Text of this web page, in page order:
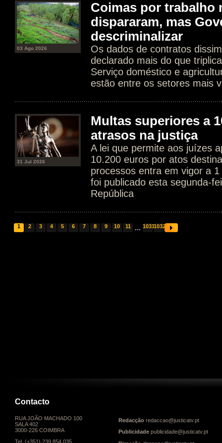
03 Ago 2026
Coimas por trabalho
dispararam, mas
descriminalizar
Os dados de contratos
declarado mais do que
Serviço doméstico e
estão entre os setores mais
31 Jul 2026
Multas superiores a
atrasos na justiça
A lei que permite aos juízes
10.200 euros por atos
processos entra em vigor a
foi publicado esta segunda-
República
1 2 3 4 5 6 7 8 9 10 11 ... 10311032
Contacto
RUA JOÃO MACHADO 100
SALA 402
3000-226 COIMBRA
Tel. (+351) 239 854 035
Redacção redaccao@justicatv.pt
Publicidade publicidade@justicatv.pt